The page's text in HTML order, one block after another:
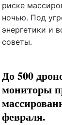
риске
ночью. Под
энергетики и
советы.
До 500
мониторы
февраля.